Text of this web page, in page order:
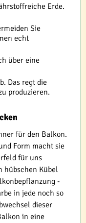
Erde.
Sie
echt
über eine
Das regt die
produzieren.
für den Balkon.
Form macht sie
für uns
hübschen Kübel
-
in jede noch so
dieser
in eine